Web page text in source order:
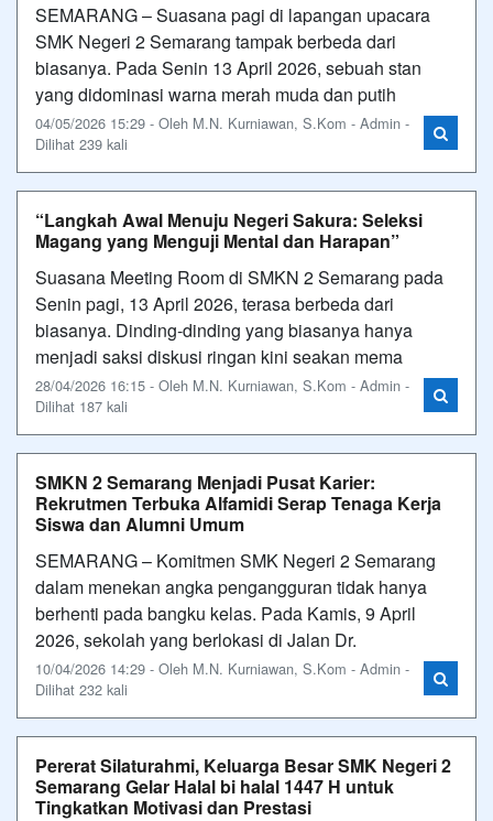
SEMARANG – Suasana pagi di lapangan upacara
SMK Negeri 2 Semarang tampak berbeda dari
biasanya. Pada Senin 13 April 2026, sebuah stan
yang didominasi warna merah muda dan putih
04/05/2026 15:29 - Oleh M.N. Kurniawan, S.Kom - Admin -
Dilihat 239 kali
“Langkah Awal Menuju Negeri Sakura: Seleksi
Magang yang Menguji Mental dan Harapan”
Suasana Meeting Room di SMKN 2 Semarang pada
Senin pagi, 13 April 2026, terasa berbeda dari
biasanya. Dinding-dinding yang biasanya hanya
menjadi saksi diskusi ringan kini seakan mema
28/04/2026 16:15 - Oleh M.N. Kurniawan, S.Kom - Admin -
Dilihat 187 kali
SMKN 2 Semarang Menjadi Pusat Karier:
Rekrutmen Terbuka Alfamidi Serap Tenaga Kerja
Siswa dan Alumni Umum
SEMARANG – Komitmen SMK Negeri 2 Semarang
dalam menekan angka pengangguran tidak hanya
berhenti pada bangku kelas. Pada Kamis, 9 April
2026, sekolah yang berlokasi di Jalan Dr.
10/04/2026 14:29 - Oleh M.N. Kurniawan, S.Kom - Admin -
Dilihat 232 kali
Pererat Silaturahmi, Keluarga Besar SMK Negeri 2
Semarang Gelar Halal bi halal 1447 H untuk
Tingkatkan Motivasi dan Prestasi